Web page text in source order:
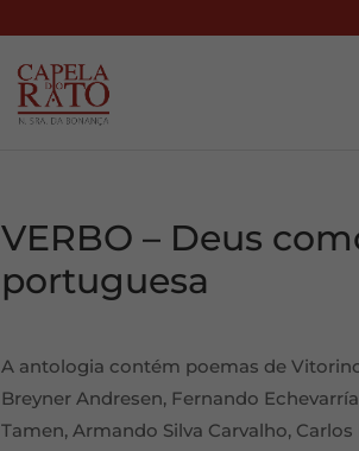
VERBO – Deus
portuguesa
A antologia contém poemas de
Breyner Andresen, Fernando
Tamen, Armando Silva Carvalho,